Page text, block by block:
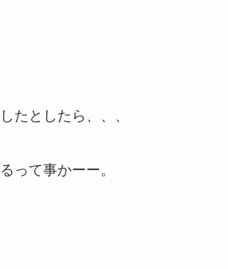
たとしたら、、、
って事かーー。